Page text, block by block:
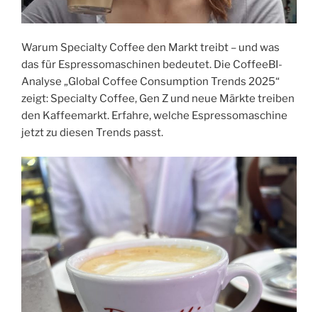
Warum Specialty Coffee den Markt treibt – und was
das für Espressomaschinen bedeutet. Die CoffeeBI-
Analyse „Global Coffee Consumption Trends 2025“
zeigt: Specialty Coffee, Gen Z und neue Märkte treiben
den Kaffeemarkt. Erfahre, welche Espressomaschine
jetzt zu diesen Trends passt.